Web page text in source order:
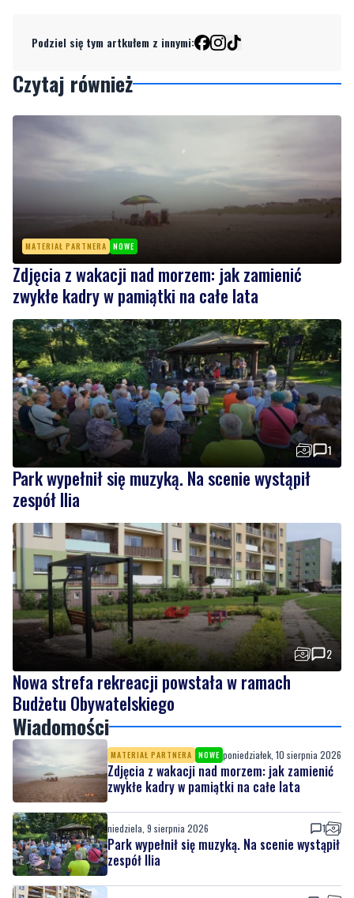
Podziel się tym artkułem z innymi:
Czytaj również
MATERIAŁ PARTNERA NOWE
Zdjęcia z wakacji nad morzem: jak zamienić
zwykłe kadry w pamiątki na całe lata
1
Park wypełnił się muzyką. Na scenie wystąpił
zespół Ilia
2
Nowa strefa rekreacji powstała w ramach
Budżetu Obywatelskiego
Wiadomości
MATERIAŁ PARTNERA NOWE poniedziałek, 10 sierpnia 2026
Zdjęcia z wakacji nad morzem: jak zamienić
zwykłe kadry w pamiątki na całe lata
niedziela, 9 sierpnia 2026 1
Park wypełnił się muzyką. Na scenie wystąpił
zespół Ilia